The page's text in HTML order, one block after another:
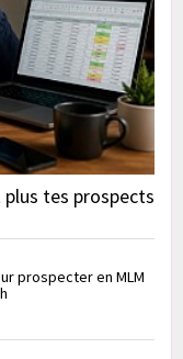
tes prospects
prospecter en MLM